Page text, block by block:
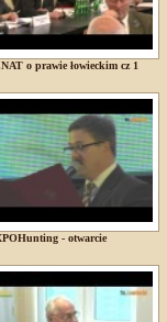
o prawie łowieckim cz 1
- otwarcie